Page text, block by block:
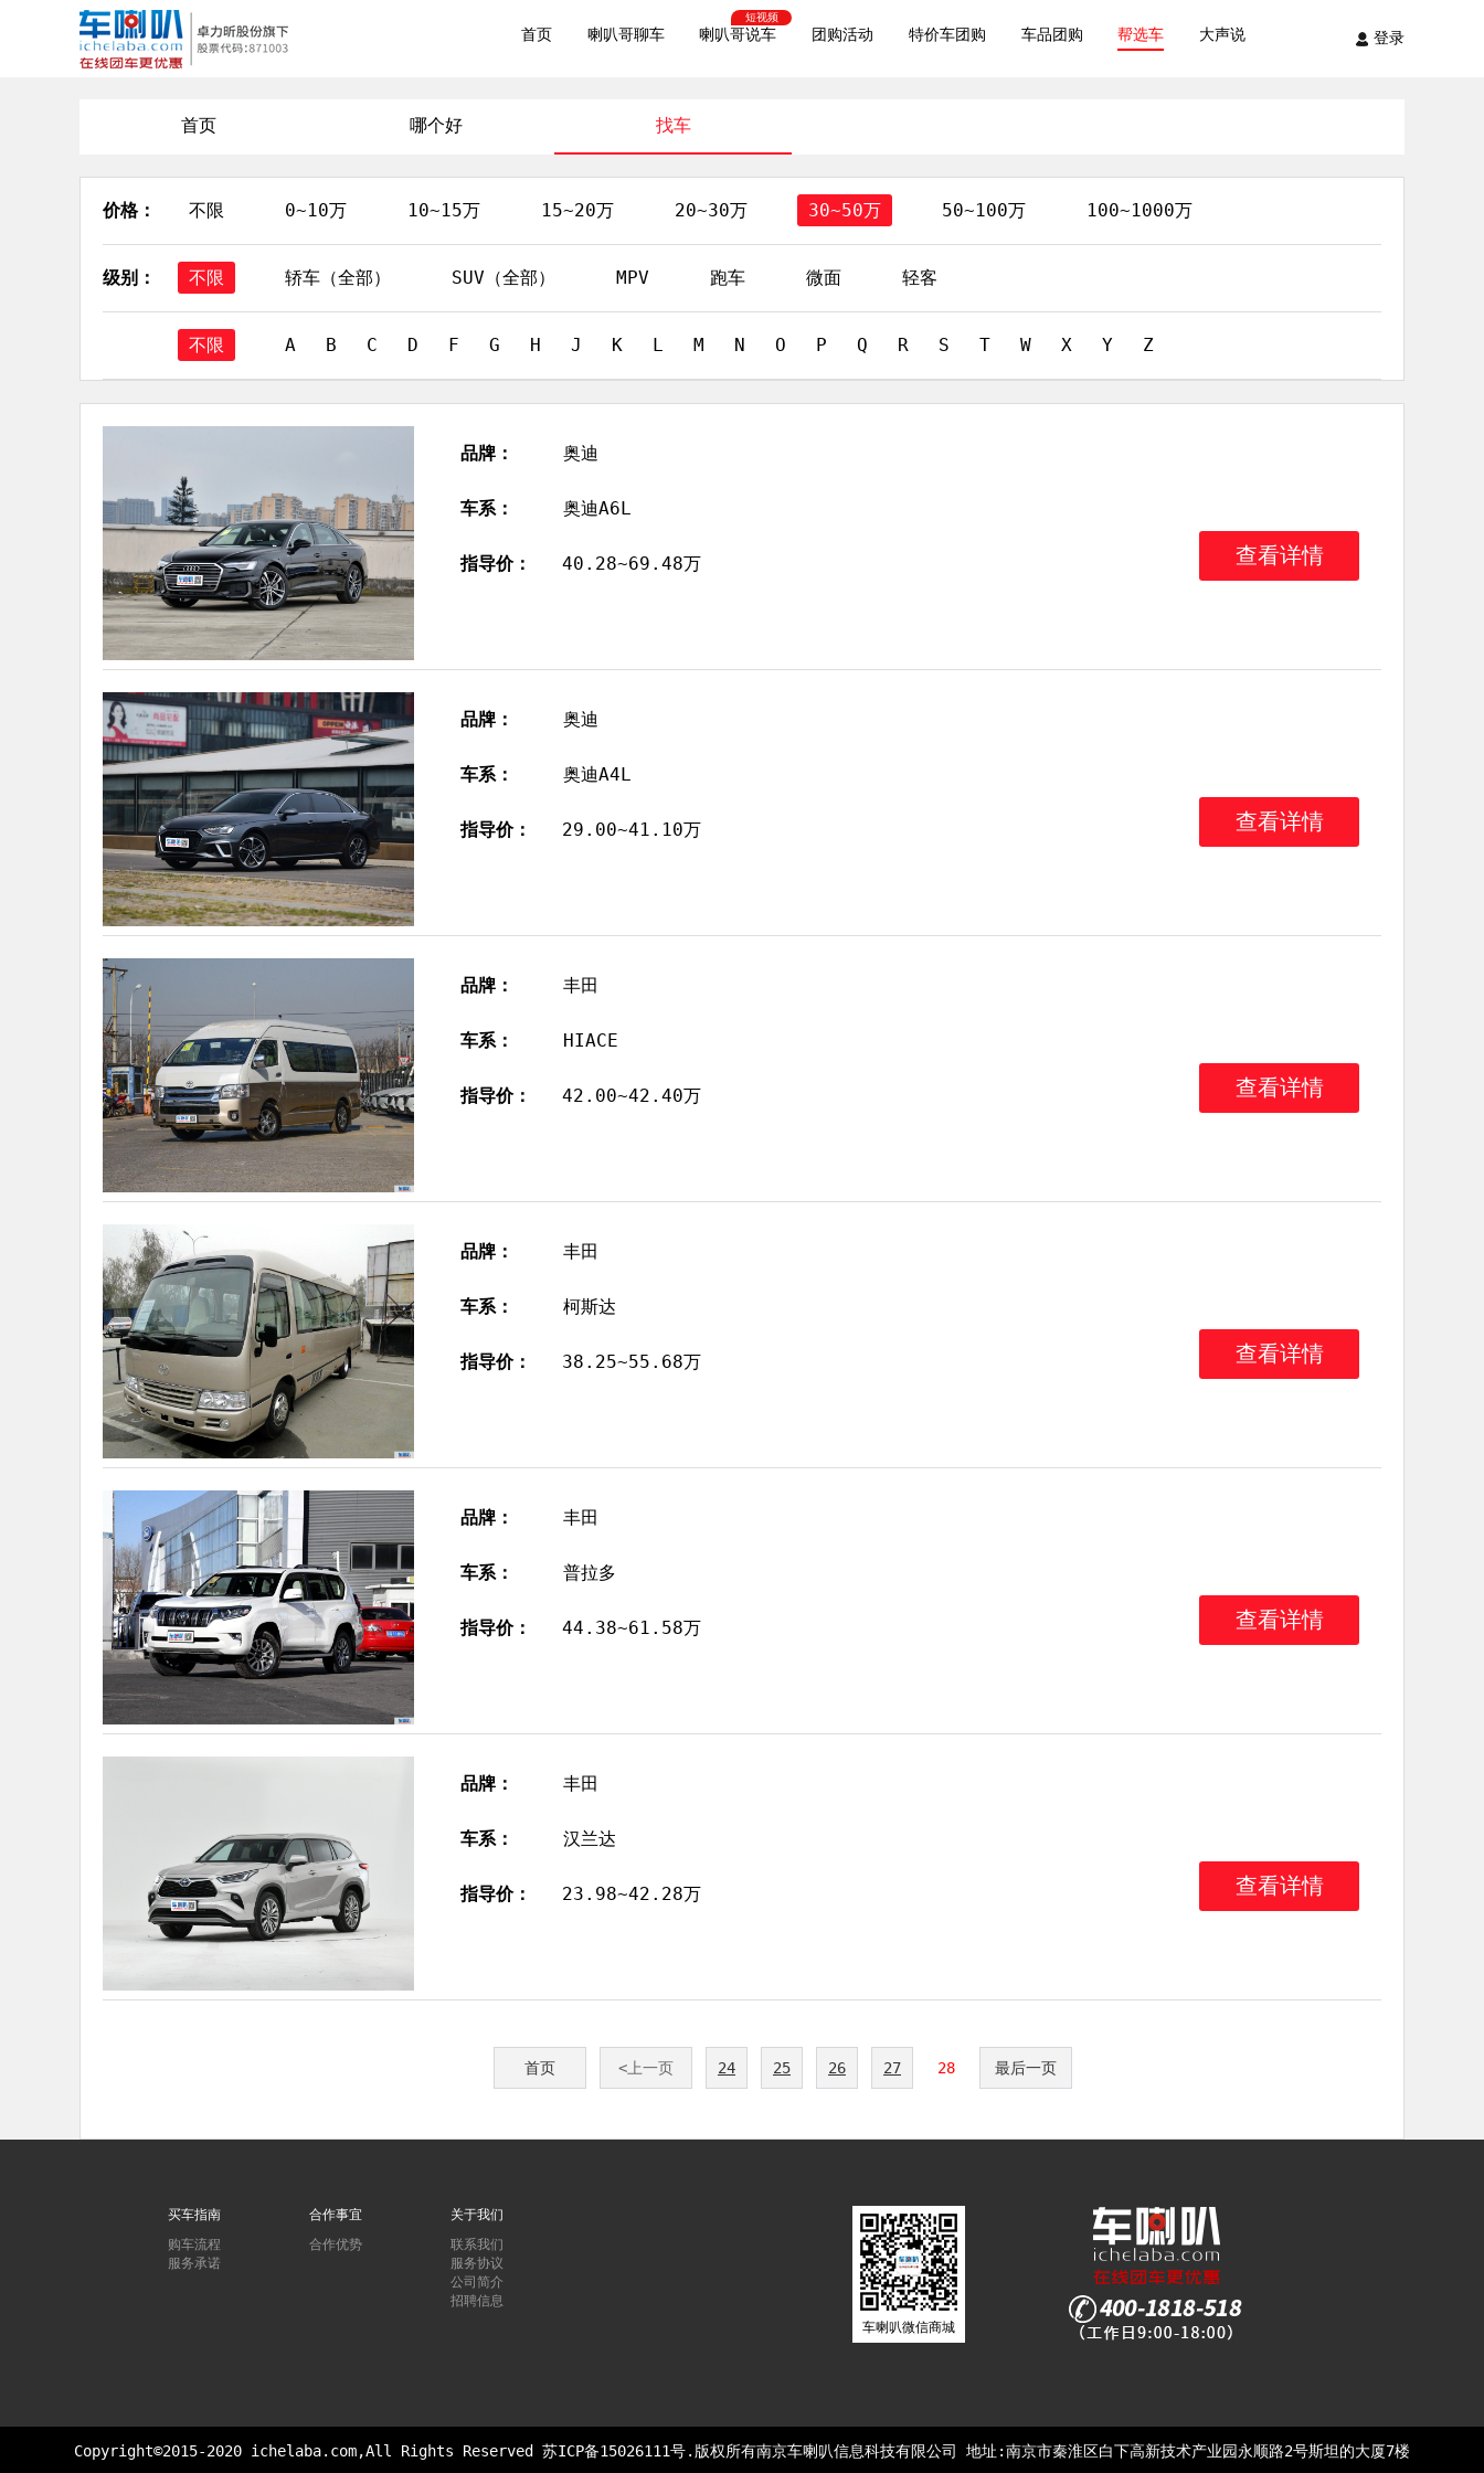
登录
首页 喇叭哥聊车
短视频
喇叭哥说车 团购活动 特价车团购 车品团购 帮选车 大声说
首页 哪个好 找车
价格： 不限 0~10万 10~15万 15~20万 20~30万 30~50万 50~100万 100~1000万
级别： 不限 轿车（全部） SUV（全部） MPV 跑车 微面 轻客
不限 A B C D F G H J K L M N O P Q R S T W X Y Z
查看详情
品牌： 奥迪
车系： 奥迪A6L
指导价： 40.28~69.48万
查看详情
品牌： 奥迪
车系： 奥迪A4L
指导价： 29.00~41.10万
查看详情
品牌： 丰田
车系： HIACE
指导价： 42.00~42.40万
查看详情
品牌： 丰田
车系： 柯斯达
指导价： 38.25~55.68万
查看详情
品牌： 丰田
车系： 普拉多
指导价： 44.38~61.58万
查看详情
品牌： 丰田
车系： 汉兰达
指导价： 23.98~42.28万
首页 <上一页 24 25 26 27 28 最后一页
买车指南
购车流程
服务承诺
合作事宜
合作优势
关于我们
联系我们
服务协议
公司简介
招聘信息
车喇叭微信商城
Copyright©2015-2020 ichelaba.com,All Rights Reserved 苏ICP备15026111号.版权所有南京车喇叭信息科技有限公司 地址:南京市秦淮区白下高新技术产业园永顺路2号斯坦的大厦7楼